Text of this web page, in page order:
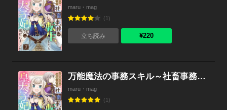
maru・mag
(1)
立ち読み ¥220
万能魔法の事務スキル～社畜事務が転生したら皇太子妃（仮）に選ばれました。 （6）
maru・mag
(1)